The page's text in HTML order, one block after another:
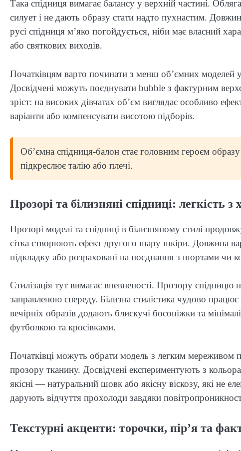
Така спідниця вимагає балансу у верхній частині.
силует і не дають образу стати надто пухнастим.
русі спідниця м’яко погойдується, ніби має власний
або святкових виходів.
Початківцям варто починати з менш об’ємних
Досвідчені можуть поєднувати bubble з фактурним
зріст: на високих дівчатах об’єм виглядає особливо
варіанти або компенсувати висотою підборів.
Об’ємна спідниця-балон стає головним героєм
підкреслює талію або плечі.
Прозорі та білизняні спідниці: легкість з
Прозорі моделі та спідниці в білизняному стилі
сітка створюють ефект другого шару шкіри. Довжина
підкладку або розраховані на поєднання з шортами чи
Стилізація тут вимагає впевненості. Прозору
заправленою спереду. Білизна стилістика чудово
вечірніх образів додають блискучі босоніжки та
футболкою та кросівками.
Початківці можуть обрати модель з легким мереживом
прозору тканину. Досвідчені експериментують з
якісні — натуральний шовк або якісну віскозу, які не
дарують відчуття прохолоди завдяки
Текстурні акценти: торочки, пір’я та